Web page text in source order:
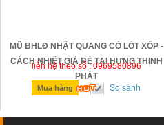
MŨ BHLĐ NHẬT QUANG CÓ LÓT XỐP -
CÁCH NHIỆT GIÁ RẺ TẠI HƯNG THỊNH
PHÁT
liên hệ theo số : 0969580896
Mua hàng So sánh